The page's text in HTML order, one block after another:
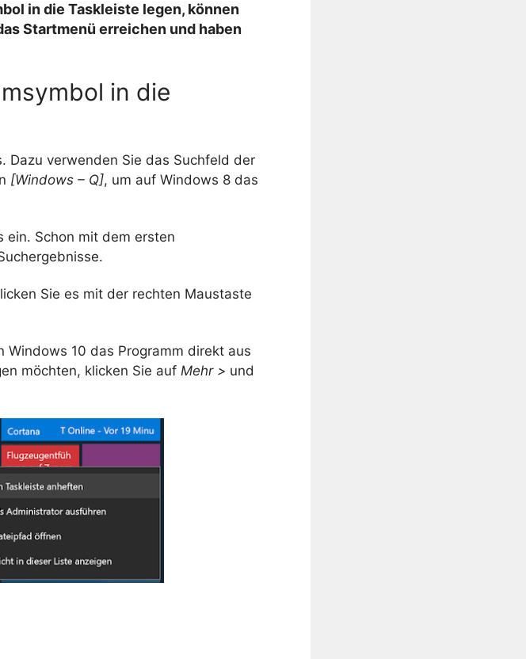
in die Taskleiste legen, können
Startmenü erreichen und haben
in die
Dazu verwenden Sie das Suchfeld der
[Windows – Q], um auf Windows 8 das
ein. Schon mit dem ersten
Sie es mit der rechten Maustaste
Windows 10 das Programm direkt aus
möchten, klicken Sie auf Mehr > und